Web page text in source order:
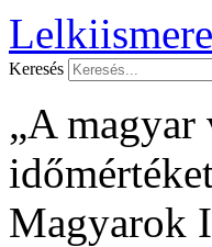
Keresés
„A
Magyarok